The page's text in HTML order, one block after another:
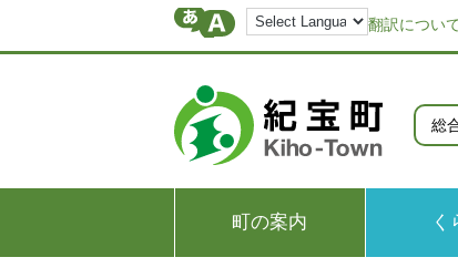
翻訳につい
総
町の案内 く